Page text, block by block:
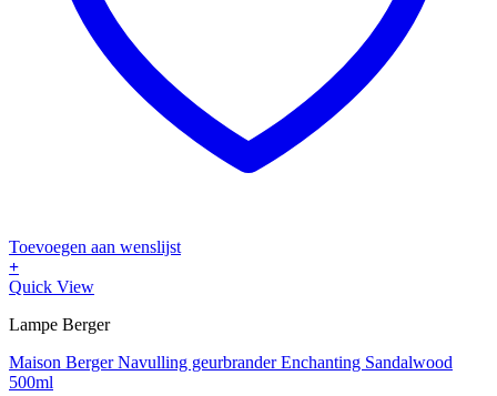
Toevoegen aan wenslijst
+
Quick View
Lampe Berger
Maison Berger Navulling geurbrander Enchanting Sandalwood
500ml